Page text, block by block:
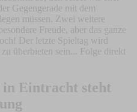
Gegengerade mit dem
müssen. Zwei weitere
Freude, aber das ganze
Der letzte Spieltag wird
überbieten sein... Folge direkt
in Eintracht steht